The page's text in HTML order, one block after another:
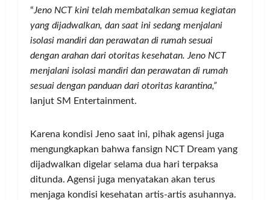
“Jeno NCT kini telah membatalkan semua kegiatan
yang dijadwalkan, dan saat ini sedang menjalani
isolasi mandiri dan perawatan di rumah sesuai
dengan arahan dari otoritas kesehatan. Jeno NCT
menjalani isolasi mandiri dan perawatan di rumah
sesuai dengan panduan dari otoritas karantina,”
lanjut SM Entertainment.
Karena kondisi Jeno saat ini, pihak agensi juga
mengungkapkan bahwa fansign NCT Dream yang
dijadwalkan digelar selama dua hari terpaksa
ditunda. Agensi juga menyatakan akan terus
menjaga kondisi kesehatan artis-artis asuhannya.